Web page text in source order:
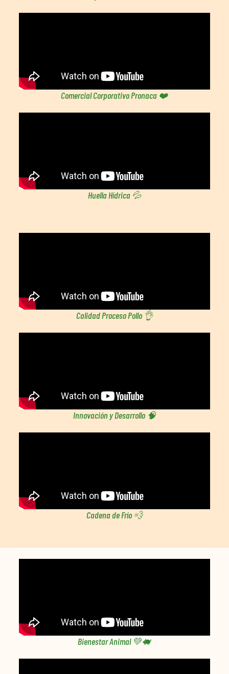
Comercial Corporativo Pronaca ❤️
Huella Hídrica 💦
Calidad Proceso Pollo 👌
Innovación y Desarrollo 🧠
Cadena de Frío 💨
Bienestar Animal 💚🐖